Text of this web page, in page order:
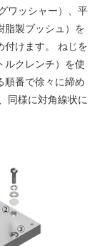
ワッシャー）、平
脂製ブッシュ）を
付けます。 ねじを
ルクレンチ）を使
番で徐々に締め
同様に対角線状に